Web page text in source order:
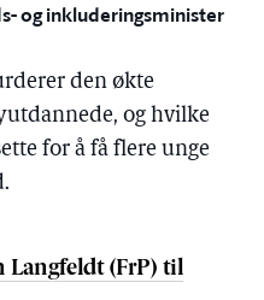
og inkluderingsminister
den økte
og hvilke
for å få flere unge
(FrP) til